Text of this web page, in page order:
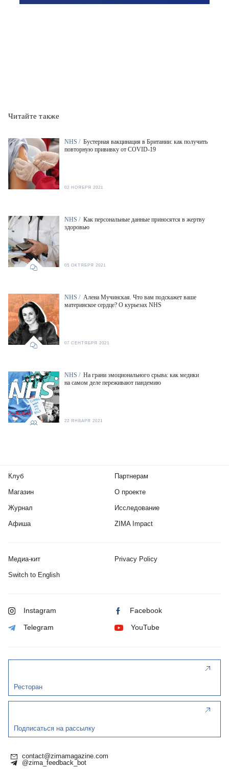
Читайте также
NHS / Бустерная вакцинация в Британии: как получить
повторную прививку от COVID-19
02 НОЯБРЯ 2021
NHS / Как персональные данные приносятся в жертву
здоровью
05 ОКТЯБРЯ 2021
NHS / Алена Мучинская. Что вам подскажет ваше
материнское сердце? О курьезах NHS
07 СЕНТЯБРЯ 2021
NHS / На грани эмоционального срыва: как медики
на самом деле переживают пандемию
22 ЯНВАРЯ 2021
Клуб
Магазин
Журнал
Афиша
Партнерам
О проекте
Исследование
ZIMA Impact
Медиа-кит Privacy Policy
Switch to English
Instagram Facebook
Telegram YouTube
Ресторан
Подписаться на рассылку
contact@zimamagazine.com
@zima_feedback_bot